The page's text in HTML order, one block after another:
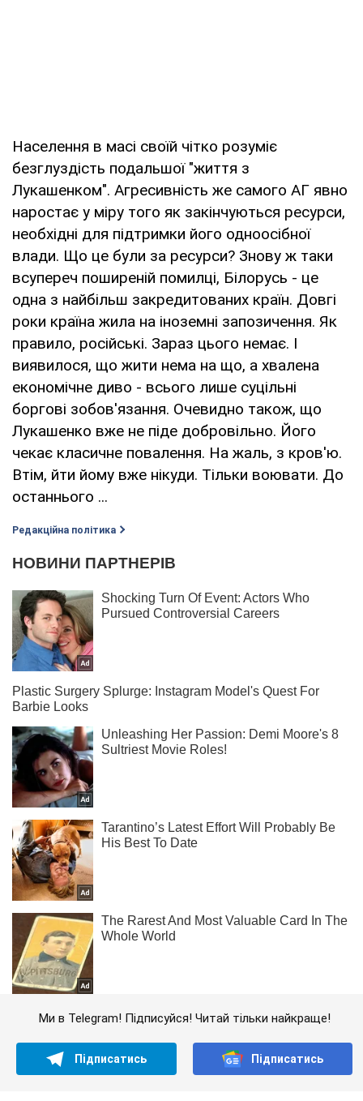
Населення в масі своїй чітко розуміє
безглуздість подальшої "життя з
Лукашенком". Агресивність же самого АГ явно
наростає у міру того як закінчуються ресурси,
необхідні для підтримки його одноосібної
влади. Що це були за ресурси? Знову ж таки
всупереч поширеній помилці, Білорусь - це
одна з найбільш закредитованих країн. Довгі
роки країна жила на іноземні запозичення. Як
правило, російські. Зараз цього немає. І
виявилося, що жити нема на що, а хвалена
економічне диво - всього лише суцільні
боргові зобов'язання. Очевидно також, що
Лукашенко вже не піде добровільно. Його
чекає класичне повалення. На жаль, з кров'ю.
Втім, йти йому вже нікуди. Тільки воювати. До
останнього ...
Редакційна політика
Ми в Telegram! Підписуйся! Читай тільки найкраще!
Підписатись Підписатись